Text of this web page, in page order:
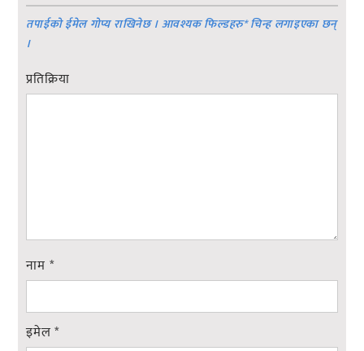
तपाईको ईमेल गोप्य राखिनेछ । आवश्यक फिल्डहरु*चिन्ह लगाइएका छन्
।
प्रतिक्रिया
नाम *
इमेल*